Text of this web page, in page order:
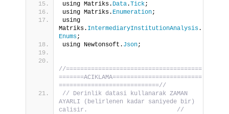
using Matriks. Data.Tick;
using Matriks. Enumeration;
using
Matriks. IntermediaryInstitutionAnalysis.
Enums;
using Newtonsoft. Json;
//======================================
=======ACIKLAMA=========================
============================//
// Derinlik datasi kullanarak ZAMAN
AYARLI (belirlenen kadar saniyede bir)
calisir.                         //